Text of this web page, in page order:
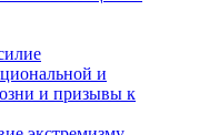
и
и призывы к